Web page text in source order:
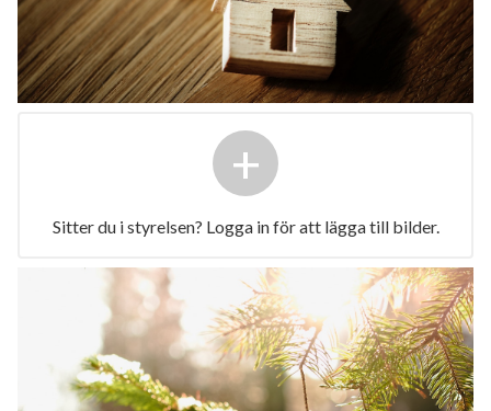
+
Sitter du i styrelsen? Logga in för att lägga till bilder.